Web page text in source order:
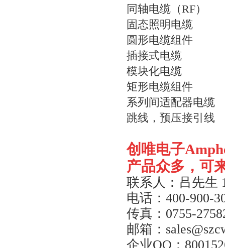
同轴电缆（RF）
固态照明电缆
圆形电缆组件
插接式电缆
模块化电缆
矩形电缆组件
系列间适配器电缆
跳线，预压接引线
创唯电子
产品众多，可
联系人：吕先生
电话： 400-900-
传真： 0755-
邮箱：
企业QQ ：